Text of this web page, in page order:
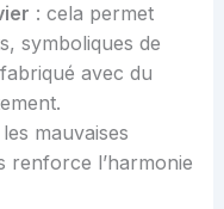
: cela permet
symboliques de
avec du
mauvaises
renforce l’harmonie